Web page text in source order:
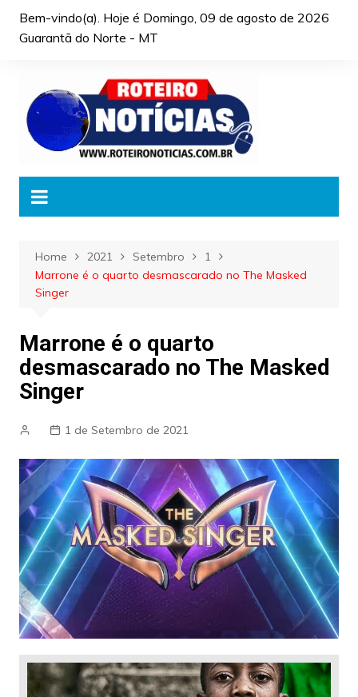
Bem-vindo(a). Hoje é Domingo, 09 de agosto de 2026
Guarantã do Norte - MT
Home 2021 Setembro
1
Marrone é o quarto desmascarado no The Masked
Singer
Marrone é o quarto
desmascarado no The Masked
Singer
1 de Setembro de 2021